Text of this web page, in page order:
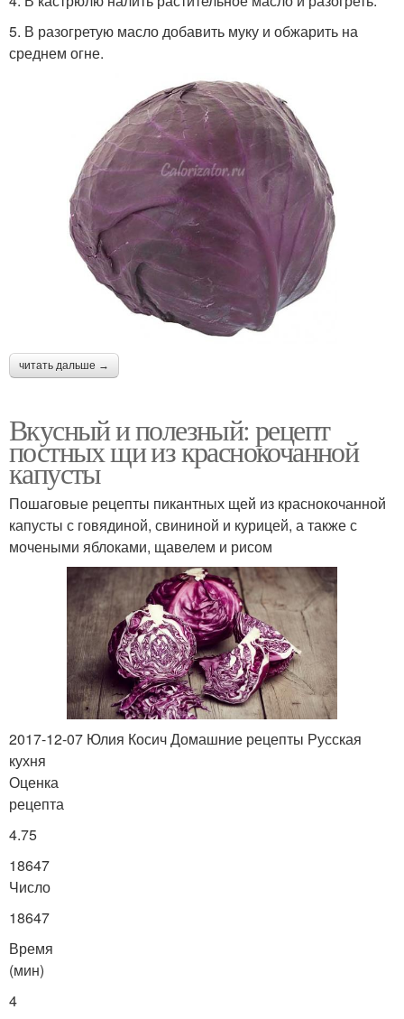
5. В разогретую масло добавить муку и обжарить на
среднем огне.
читать дальше →
Вкусный и полезный: рецепт
постных щи из краснокочанной
капусты
Пошаговые рецепты пикантных щей из краснокочанной
капусты с говядиной, свининой и курицей, а также с
мочеными яблоками, щавелем и рисом
2017-12-07 Юлия Косич Домашние рецепты Русская
кухня
Оценка
рецепта
4.75
18647
Число
18647
Время
(мин)
4